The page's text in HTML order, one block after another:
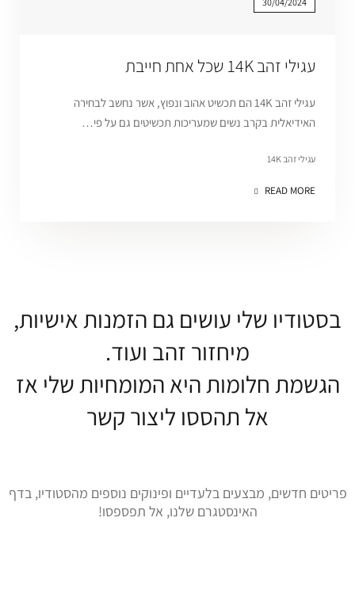
עגילי זהב 14K שכל אחת חייבת
עגילי זהב 14K הם תכשיט אהוב ונפוץ, אשר נחשב לבחירה
האידיאלית בקרב נשים שמעריכות תכשיטים גם על פי…
עגילי זהב 14K
READ MORE
בסטודיו שלי עושים גם הזמנות אישיות,
מיחזור זהב ועוד.
הגשמת חלומות היא המומחיות שלי אז
אל תהססו ליצור קשר
פריטים חדשים, מבצעים בלעדיים ופינוקים נוספים מהסטודיו, בדף
האינסטגרם שלנו, אל תפספסו!